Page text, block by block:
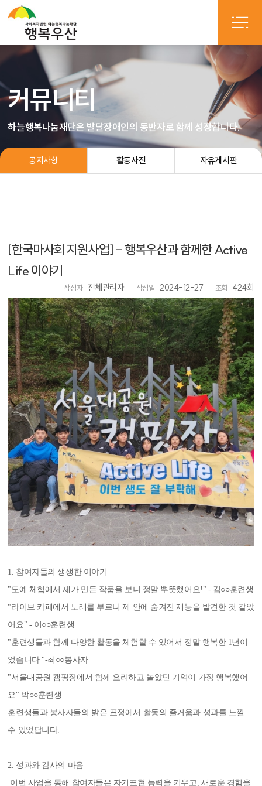
커뮤니티
하늘행복나눔재단은 발달장애인의 동반자로 함께 성장합니다.
공지사항 활동사진 자유게시판
[한국마사회 지원사업] - 행복우산과 함께한 Active
Life 이야기
작성자 : 전체관리자 작성일 : 2024-12-27 조회 : 424회
1. 참여자들의 생생한 이야기
"도예 체험에서 제가 만든 작품을 보니 정말 뿌뜻했어요!" - 김○○훈련생
"라이브 카페에서 노래를 부르니 제 안에 숨겨진 재능을 발견한 것 같았
어요" - 이○○훈련생
"훈련생들과 함께 다양한 활동을 체험할 수 있어서 정말 행복한 1년이
었습니다."-최○○봉사자
"서울대공원 캠핑장에서 함께 요리하고 놀았던 기억이 가장 행복했어
요" 박○○훈련생
훈련생들과 봉사자들의 밝은 표정에서 활동의 즐거움과 성과를 느낄
수 있었답니다.
2. 성과와 감사의 마음
이번 사업을 통해 참여자들은 자기표현 능력을 키우고, 새로운 경험을